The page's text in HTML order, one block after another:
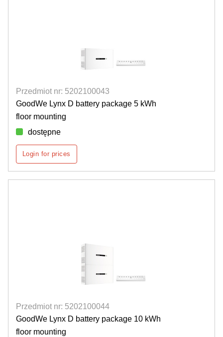
Przedmiot nr: 5202100043
GoodWe Lynx D battery package 5 kWh
floor mounting
dostępne
Login for prices
Przedmiot nr: 5202100044
GoodWe Lynx D battery package 10 kWh
floor mounting